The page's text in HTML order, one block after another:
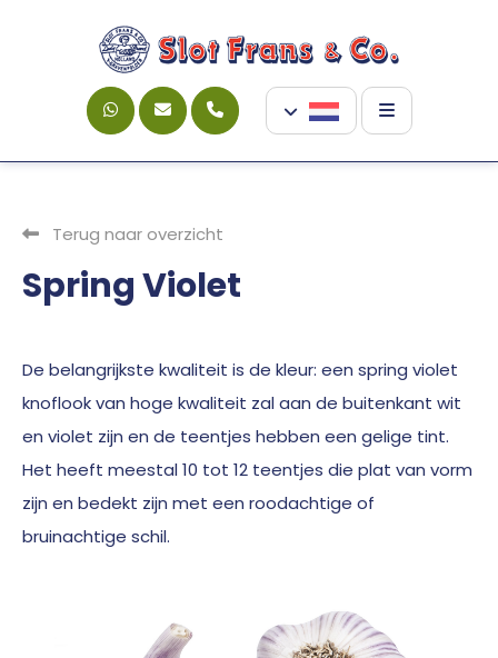
Terug naar overzicht
Spring Violet
De belangrijkste kwaliteit is de kleur: een spring violet
knoflook van hoge kwaliteit zal aan de buitenkant wit
en violet zijn en de teentjes hebben een gelige tint.
Het heeft meestal 10 tot 12 teentjes die plat van vorm
zijn en bedekt zijn met een roodachtige of
bruinachtige schil.